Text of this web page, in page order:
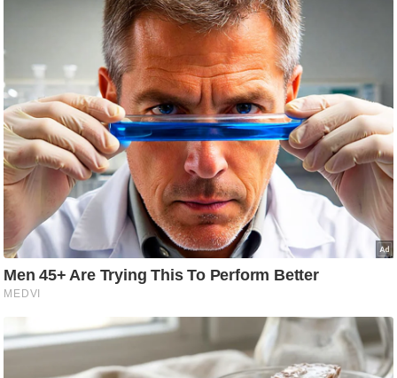
र
स
मी
क्षा
ध
ज्यो
ति
ष
प्र
म